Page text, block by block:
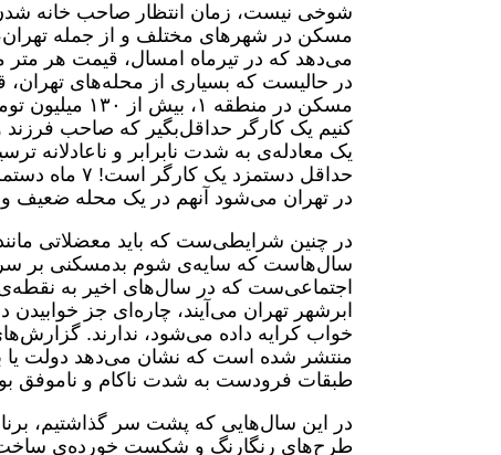
مسکن در شهرهای مختلف و از جمله
در حالیست که بسیاری از محله‌های تهران،
حداقل
در تهران می‌شود آنهم در یک محله ضعیف
در چنین شرایطی‌ست که باید معضلاتی
سال‌هاست که سایه‌ی شوم بدمسکنی بر سر
اجتماعی‌ست که در سال‌های اخیر به
ابرشهر تهران می‌آیند، چاره‌ای جز
خواب کرایه داده می‌شود، ندارند.
منتشر شده است که نشان می‌دهد دولت یا
طبقات فرودست به شدت ناکام و ناموفق
در این سال‌هایی که پشت سر گذاشتیم،
طرح‌های رنگارنگ و شکست خورده‌ی